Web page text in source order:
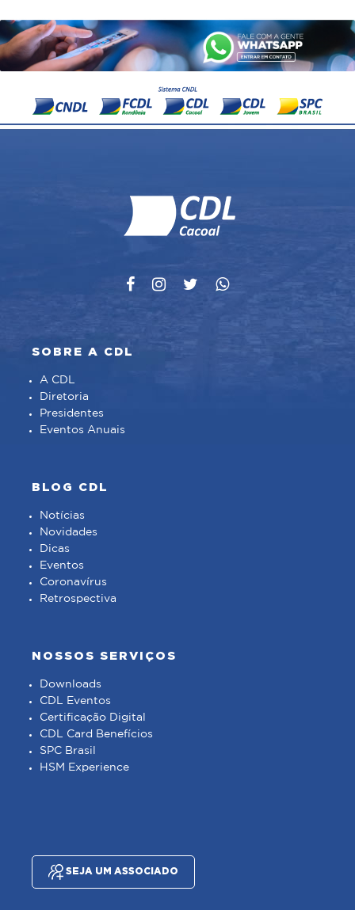
SOBRE A CDL
A CDL
Diretoria
Presidentes
Eventos Anuais
BLOG CDL
Notícias
Novidades
Dicas
Eventos
Coronavírus
Retrospectiva
NOSSOS SERVIÇOS
Downloads
CDL Eventos
Certificação Digital
CDL Card Benefícios
SPC Brasil
HSM Experience
SEJA UM ASSOCIADO